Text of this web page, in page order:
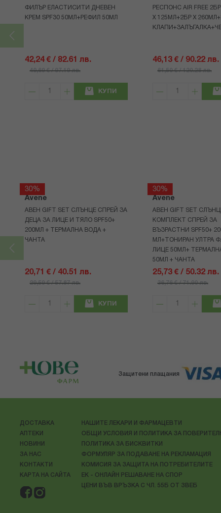
ФИЛЪР ЕЛАСТИСИТИ ДНЕВЕН
КРЕМ SPF30 50МЛ+РЕФИЛ 50МЛ
42,24 € / 82.61 лв.
49,69 € / 97.19 лв.
КУПИ
РЕСПОНС AIR FREE
Х 125МЛ+2БР Х
46,13 € / 90.22 лв.
61,50 € / 120.28 лв.
30%
Avene
АВЕН GIFT SET СЛЪНЦЕ СПРЕЙ ЗА
ДЕЦА ЗА ЛИЦЕ И ТЯЛО SPF50+
200МЛ + ТЕРМАЛНА ВОДА +
ЧАНТА
20,71 € / 40.51 лв.
29,59 € / 57.87 лв.
КУПИ
30%
Avene
АВЕН GIFT SET
КОМПЛЕКТ СПРЕЙ ЗА
ВЪЗРАСТНИ SPF50+
МЛ+ТОНИРАН УЛТРА
ЛИЦЕ 50МЛ+
50МЛ + ЧАНТА
25,73 € / 50.32 лв.
36,76 € / 71.90 лв.
Защитени плащания
ДОСТАВКА
АПТЕКИ
НОВИНИ
ЗА НАС
КОНТАКТИ
КАРТА НА САЙТА
НАШИТЕ ЛЕКАРИ И ФАРМАЦЕВТИ
ОБЩИ УСЛОВИЯ И ПОЛИТИКА ЗА
ПОЛИТИКА ЗА БИСКВИТКИ
ФОРМУЛЯР ЗА ПОДАВАНЕ НА РЕКЛАМАЦИЯ
КОМИСИЯ ЗА ЗАЩИТА НА ПОТРЕБИТЕЛИТЕ
ЕК - ОНЛАЙН РЕШАВАНЕ НА СПОР
ЦЕНИ ВЪВ ВРЪЗКА С ЧЛ. 55Б ОТ ЗВЕБ